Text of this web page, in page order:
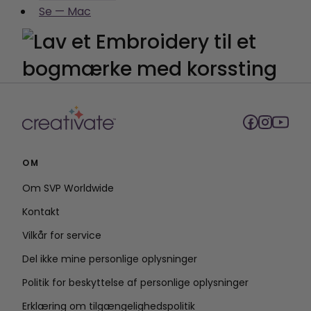
Se — Mac
OM
Om SVP Worldwide
Kontakt
Vilkår for service
Del ikke mine personlige oplysninger
Politik for beskyttelse af personlige oplysninger
Erklæring om tilgængelighedspolitik